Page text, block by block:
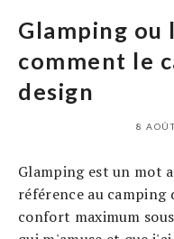
Glamping ou
comment le
design
8
Glamping est un mot
référence au
confort maximum